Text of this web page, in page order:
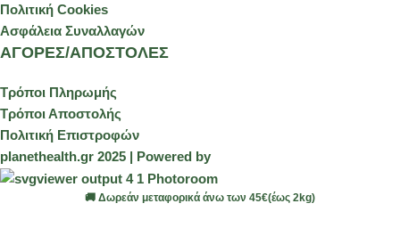
Πολιτική Cookies
Ασφάλεια Συναλλαγών
ΑΓΟΡΕΣ/ΑΠΟΣΤΟΛΕΣ
Τρόποι Πληρωμής
Τρόποι Αποστολής
Πολιτική Επιστροφών
planethealth.gr 2025 | Powered by
🚚 Δωρεάν μεταφορικά άνω των 45€(έως 2kg)